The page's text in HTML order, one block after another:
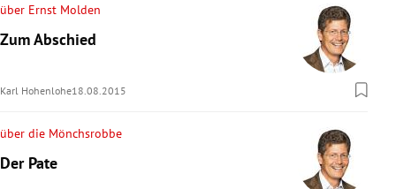
über Ernst Molden
Zum Abschied
Karl Hohenlohe18.08.2015
über die Mönchsrobbe
Der Pate